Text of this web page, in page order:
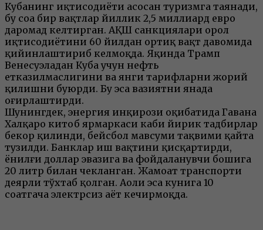
Кубанинг иқтисодиёти асосан туризмга таянади,
бу соҳа бир вақтлар йиллик 2,5 миллиард евро
даромад келтирган. АҚШ санкциялари орол
иқтисодиётини 60 йилдан ортиқ вақт давомида
қийинлаштириб келмоқда. Яқинда Трамп
Венесуэладан Куба учун нефть
етказилмаслигини ва янги тарифларни жорий
қилишни буюрди. Бу эса вазиятни янада
оғирлаштирди.
Шунингдек, энергия инқирози оқибатида Гавана
Халқаро китоб ярмаркаси каби йирик тадбирлар
бекор қилинди, бейсбол мавсуми тақвими қайта
тузилди. Банклар иш вақтини қисқартирди,
ёнилғи доллар эвазига ва фойдаланувчи бошига
20 литр билан чекланган. Жамоат транспорти
деярли тўхтаб қолган. Аҳоли эса кунига 10
соатгача электрсиз ҳаёт кечирмоқда.